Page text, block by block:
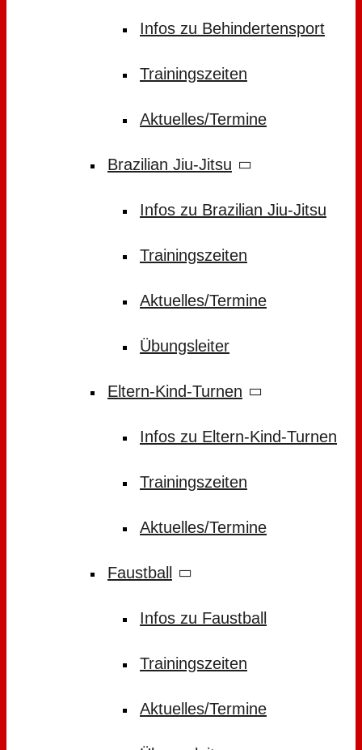
Infos zu Behindertensport
Trainingszeiten
Aktuelles/Termine
Brazilian Jiu-Jitsu
Infos zu Brazilian Jiu-Jitsu
Trainingszeiten
Aktuelles/Termine
Übungsleiter
Eltern-Kind-Turnen
Infos zu Eltern-Kind-Turnen
Trainingszeiten
Aktuelles/Termine
Faustball
Infos zu Faustball
Trainingszeiten
Aktuelles/Termine